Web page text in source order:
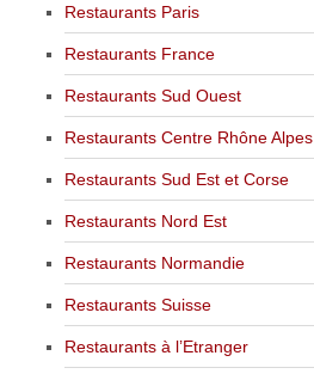
Restaurants Paris
Restaurants France
Restaurants Sud Ouest
Restaurants Centre Rhône Alpes
Restaurants Sud Est et Corse
Restaurants Nord Est
Restaurants Normandie
Restaurants Suisse
Restaurants à l’Etranger